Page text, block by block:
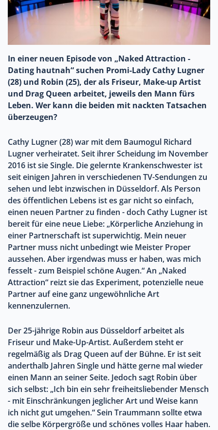
In einer neuen Episode von „Naked Attraction -
Dating hautnah“ suchen Promi-Lady Cathy Lugner
(28) und Robin (25), der als Friseur, Make-up Artist
und Drag Queen arbeitet, jeweils den Mann fürs
Leben. Wer kann die beiden mit nackten Tatsachen
überzeugen?
Cathy Lugner (28) war mit dem Baumogul Richard
Lugner verheiratet. Seit ihrer Scheidung im November
2016 ist sie Single. Die gelernte Krankenschwester ist
seit einigen Jahren in verschiedenen TV-Sendungen zu
sehen und lebt inzwischen in Düsseldorf. Als Person
des öffentlichen Lebens ist es gar nicht so einfach,
einen neuen Partner zu finden - doch Cathy Lugner ist
bereit für eine neue Liebe: „Körperliche Anziehung in
einer Partnerschaft ist superwichtig. Mein neuer
Partner muss nicht unbedingt wie Meister Proper
aussehen. Aber irgendwas muss er haben, was mich
fesselt - zum Beispiel schöne Augen.“ An „Naked
Attraction“ reizt sie das Experiment, potenzielle neue
Partner auf eine ganz ungewöhnliche Art
kennenzulernen.
Der 25-jährige Robin aus Düsseldorf arbeitet als
Friseur und Make-Up-Artist. Außerdem steht er
regelmäßig als Drag Queen auf der Bühne. Er ist seit
anderthalb Jahren Single und hätte gerne mal wieder
einen Mann an seiner Seite. Jedoch sagt Robin über
sich selbst: „Ich bin ein sehr freiheitsliebender Mensch
- mit Einschränkungen jeglicher Art und Weise kann
ich nicht gut umgehen.“ Sein Traummann sollte etwa
die selbe Körpergröße und schönes volles Haar haben.